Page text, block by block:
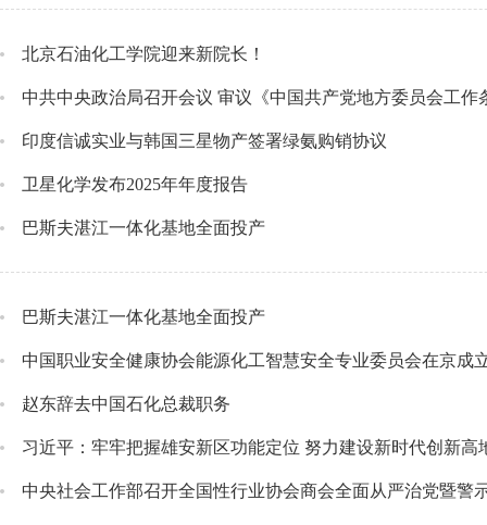
北京石油化工学院迎来新院长！
中共中央政治局召开会议 审议《中国共产党地方委员会工
印度信诚实业与韩国三星物产签署绿氨购销协议
卫星化学发布2025年年度报告
巴斯夫湛江一体化基地全面投产
巴斯夫湛江一体化基地全面投产
中国职业安全健康协会能源化工智慧安全专业委员会在京成
赵东辞去中国石化总裁职务
习近平：牢牢把握雄安新区功能定位 努力建设新时代创新高
中央社会工作部召开全国性行业协会商会全面从严治党暨警